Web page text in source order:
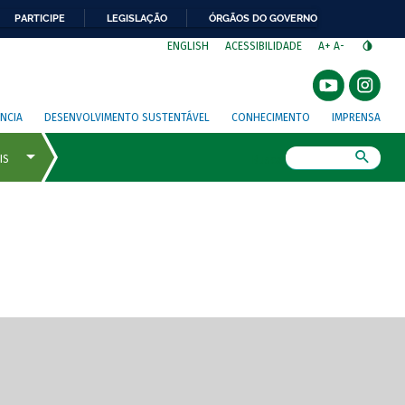
PARTICIPE LEGISLAÇÃO ÓRGÃOS DO GOVERNO
ENGLISH ACESSIBILIDADE A+ A-
DESENVOLVIMENTO SUSTENTÁVEL CONHECIMENTO IMPRENSA
de tela